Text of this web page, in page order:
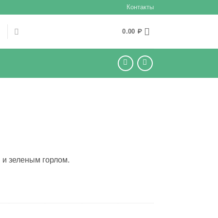
Контакты
0.00 ₽
зеленым горлом.